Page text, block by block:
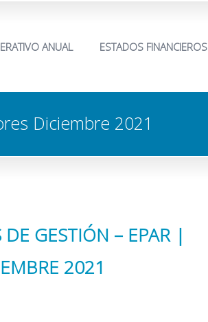
ANUAL ESTADOS FINANCIEROS
Diciembre 2021
GESTIÓN – EPAR |
2021